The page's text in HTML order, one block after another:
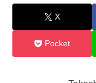
X
Pocket